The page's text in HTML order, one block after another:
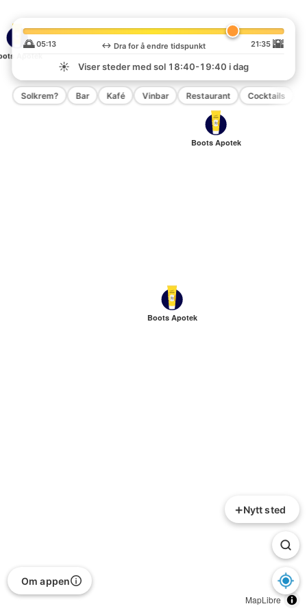
Boots Apotek
Boots Apotek
Apotek
MapLibre
+Nytt sted
🌅 05:13 ↔️ Dra for å endre tidspunkt 21:35 🌇
☀️
Viser steder med sol 18:40-19:40 i dag
Solkrem? Bar Kafé Vinbar Restaurant Cocktails
Om appen